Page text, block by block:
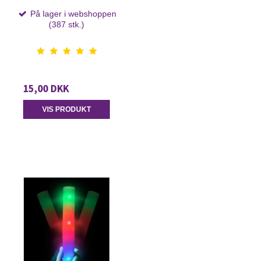
På lager i webshoppen
(387 stk.)
15,00 DKK
VIS PRODUKT